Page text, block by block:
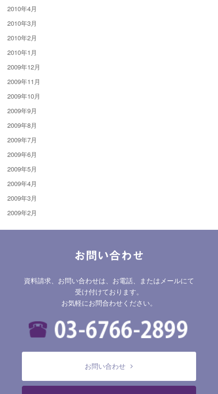
2010年4月
2010年3月
2010年2月
2010年1月
2009年12月
2009年11月
2009年10月
2009年9月
2009年8月
2009年7月
2009年6月
2009年5月
2009年4月
2009年3月
2009年2月
お問い合わせ
資料請求、お問い合わせは、お電話、またはメールにて
受け付けております。
お気軽にお問合わせください。
お問い合わせ